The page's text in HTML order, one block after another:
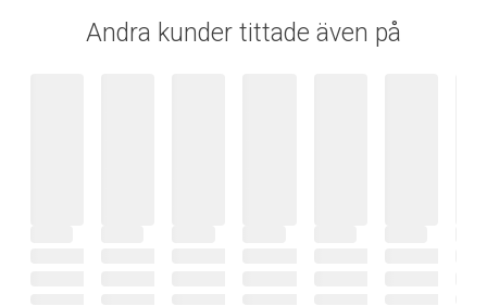
Andra kunder tittade även på